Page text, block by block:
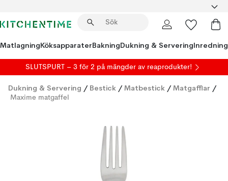
MatlagningKöksapparaterBakningDukning & ServeringInredning
SLUTSPURT – 3 för 2 på mängder av reaprodukter!
Dukning & Servering / Bestick / Matbestick / Matgafflar /
Maxime matgaffel